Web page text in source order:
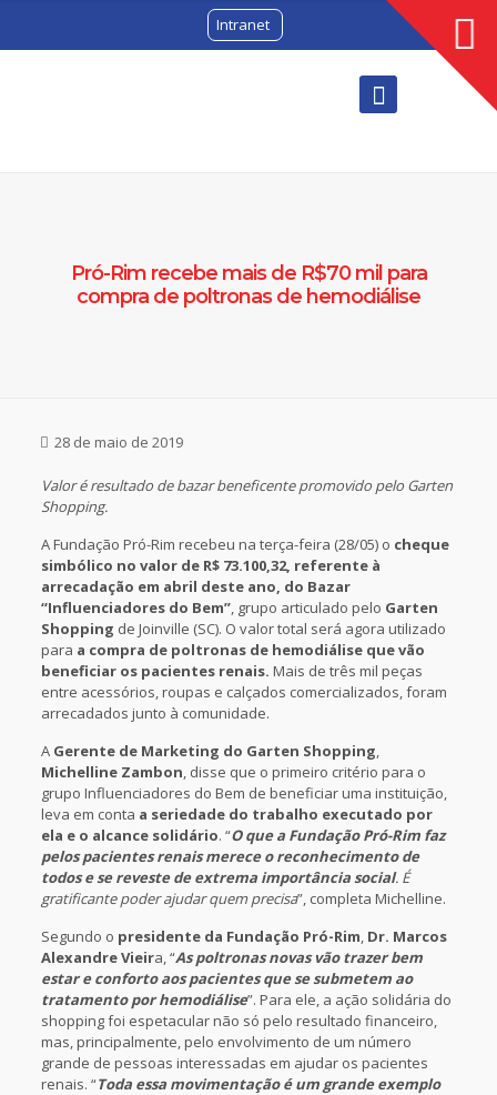
Intranet
Pró-Rim recebe mais de R$70 mil para
compra de poltronas de hemodiálise
28 de maio de 2019
Valor é resultado de bazar beneficente promovido pelo Garten
Shopping.
A Fundação Pró-Rim recebeu na terça-feira (28/05) o cheque
simbólico no valor de R$ 73.100,32, referente à
arrecadação em abril deste ano, do Bazar
“Influenciadores do Bem”, grupo articulado pelo Garten
Shopping de Joinville (SC). O valor total será agora utilizado
para a compra de poltronas de hemodiálise que vão
beneficiar os pacientes renais. Mais de três mil peças
entre acessórios, roupas e calçados comercializados, foram
arrecadados junto à comunidade.
A Gerente de Marketing do Garten Shopping,
Michelline Zambon, disse que o primeiro critério para o
grupo Influenciadores do Bem de beneficiar uma instituição,
leva em conta a seriedade do trabalho executado por
ela e o alcance solidário. “O que a Fundação Pró-Rim faz
pelos pacientes renais merece o reconhecimento de
todos e se reveste de extrema importância social. É
gratificante poder ajudar quem precisa”, completa Michelline.
Segundo o presidente da Fundação Pró-Rim, Dr. Marcos
Alexandre Vieira, “As poltronas novas vão trazer bem
estar e conforto aos pacientes que se submetem ao
tratamento por hemodiálise”. Para ele, a ação solidária do
shopping foi espetacular não só pelo resultado financeiro,
mas, principalmente, pelo envolvimento de um número
grande de pessoas interessadas em ajudar os pacientes
renais. “Toda essa movimentação é um grande exemplo